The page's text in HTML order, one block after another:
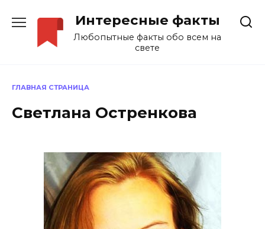
содержанию
Интересные факты
Любопытные факты обо всем на
свете
ГЛАВНАЯ СТРАНИЦА
Светлана Остренкова